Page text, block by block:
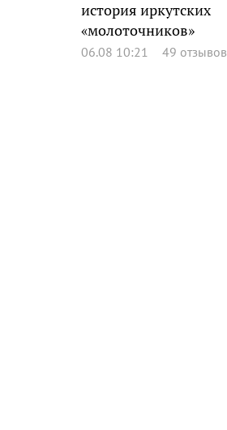
история иркутских
«молоточников»
06.08 10:21 49 отзывов